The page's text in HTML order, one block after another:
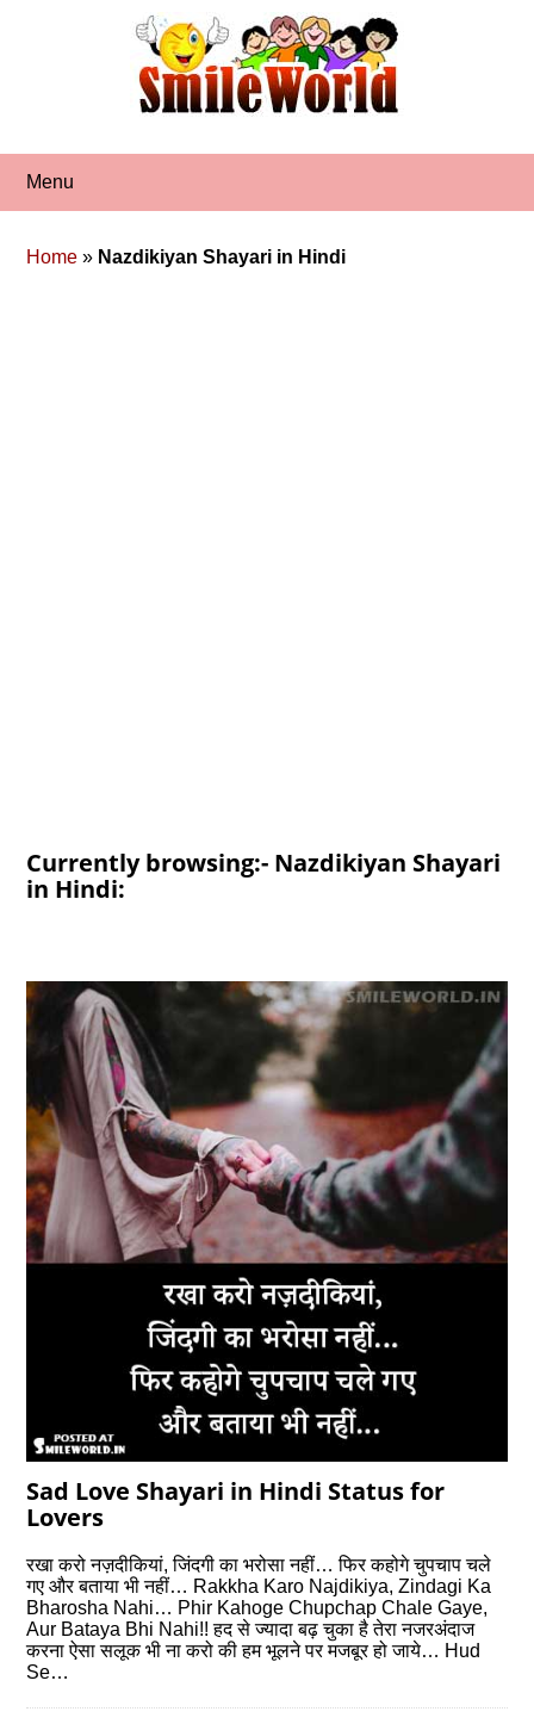
Menu
Home » Nazdikiyan Shayari in Hindi
Currently browsing:- Nazdikiyan Shayari
in Hindi:
Sad Love Shayari in Hindi Status for
Lovers
रखा करो नज़दीकियां, जिंदगी का भरोसा नहीं… फिर कहोगे चुपचाप चले
गए और बताया भी नहीं… Rakkha Karo Najdikiya, Zindagi Ka
Bharosha Nahi… Phir Kahoge Chupchap Chale Gaye,
Aur Bataya Bhi Nahi!! हद से ज्‍यादा बढ़ चुका है तेरा नजरअंदाज
करना ऐसा सलूक भी ना करो की हम भूलने पर मजबूर हो जाये… Hud
Se…